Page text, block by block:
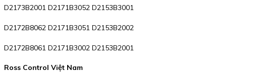
D2173B2001 D2171B3052 D2153B3001
D2172B8062 D2171B3051 D2153B2002
D2172B8061 D2171B3002 D2153B2001
Ross Control Việt Nam